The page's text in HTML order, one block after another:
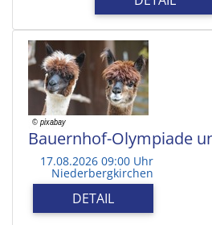
Bauernhof-Olympiade
17.08.2026 09:00 Uhr
Niederbergkirchen
DETAIL